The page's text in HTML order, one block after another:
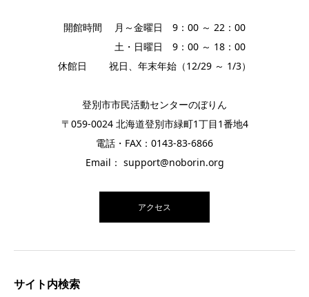
開館時間 月～金曜日 9：00 ～ 22：00
土・日曜日 9：00 ～ 18：00
休館日 祝日、年末年始（12/29 ～ 1/3）
登別市市民活動センターのぼりん
〒059-0024 北海道登別市緑町1丁目1番地4
電話・FAX：0143-83-6866
Email： support@noborin.org
アクセス
サイト内検索